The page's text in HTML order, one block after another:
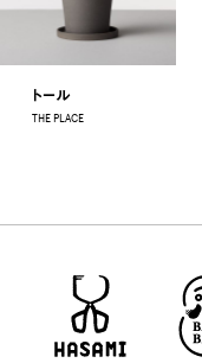
トール
THE PLACE